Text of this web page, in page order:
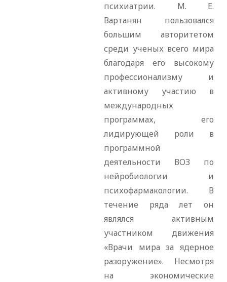
психиатрии. М. Е.
Вартанян пользовался
большим авторитетом
среди ученых всего мира
благодаря его высокому
профессионализму и
активному участию в
международных
программах, его
лидирующей роли в
программной
деятельности ВОЗ по
нейробиологии и
психофармакологии. В
течение ряда лет он
являлся активным
участником движения
«Врачи мира за ядерное
разоружение». Несмотря
на экономические